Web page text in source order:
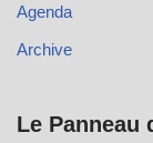
Agenda
Archive
Le Panneau